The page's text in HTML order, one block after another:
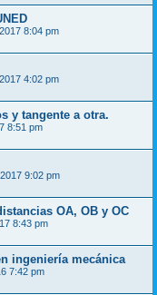
8:04 pm
4:02 pm
y tangente a otra.
8:51 pm
9:02 pm
OA, OB y OC
8:43 pm
ingeniería mecánica
7:42 pm